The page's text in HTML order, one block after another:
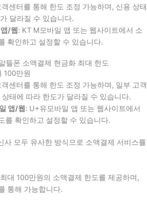
객센터를 통해 한도 조정 가능하며, 신용 상태
달라질 수 있습니다.
/웹 : KT M모바일 앱 또는 웹사이트에서 소
확인하고 설정할 수 있습니다.
뜰폰 소액결제 현금화 최대 한도
100만원
객센터를 통해 한도 조정 가능하며, 일부 고객
태에 따라 한도가 달라질 수 있습니다.
앱/웹 : U+유모바일 앱 또는 웹사이트에서
를 확인하고 설정할 수 있습니다.
사 모두 유사한 방식으로 소액결제 서비스를
대 100만원의 소액결제 한도를 제공하며,
통해 가능합니다.